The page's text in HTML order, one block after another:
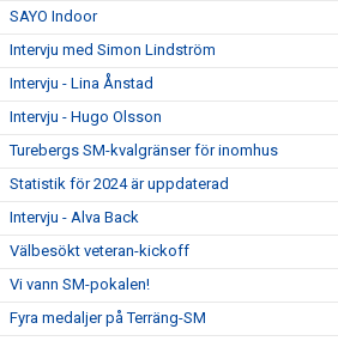
SAYO Indoor
Intervju med Simon Lindström
Intervju - Lina Ånstad
Intervju - Hugo Olsson
Turebergs SM-kvalgränser för inomhus
Statistik för 2024 är uppdaterad
Intervju - Alva Back
Välbesökt veteran-kickoff
Vi vann SM-pokalen!
Fyra medaljer på Terräng-SM